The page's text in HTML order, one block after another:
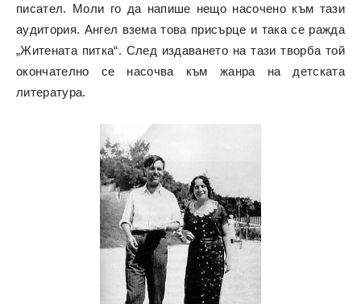
писател. Моли го да напише нещо насочено към тази
аудитория. Ангел взема това присърце и така се ражда
„Житената питка“. След издаването на тази творба той
окончателно се насочва към жанра на детската
литература.